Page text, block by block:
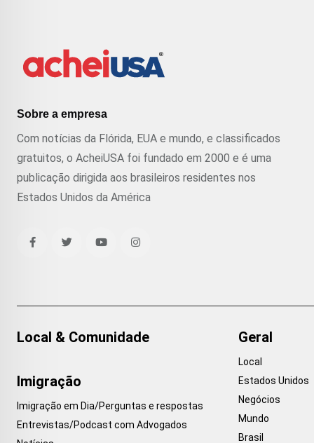
Sobre a empresa
Com notícias da Flórida, EUA e mundo, e classificados
gratuitos, o AcheiUSA foi fundado em 2000 e é uma
publicação dirigida aos brasileiros residentes nos
Estados Unidos da América
Local & Comunidade
Imigração
Imigração em Dia/Perguntas e respostas
Entrevistas/Podcast com Advogados
Geral
Local
Estados Unidos
Negócios
Mundo
Brasil